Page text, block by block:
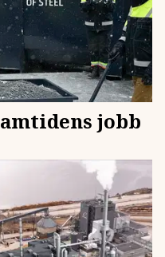
jobb